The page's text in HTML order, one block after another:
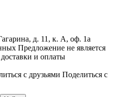
д. 11, к. А, оф. 1а
Предложение не является
и оплаты
с друзьями Поделиться с